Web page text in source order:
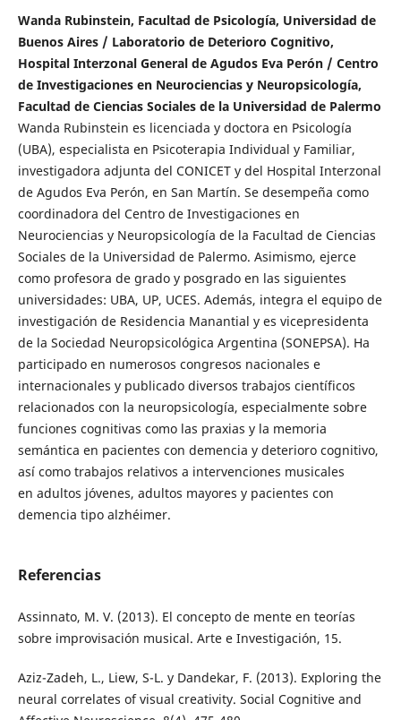
Wanda Rubinstein, Facultad de Psicología, Universidad de
Buenos Aires / Laboratorio de Deterioro Cognitivo,
Hospital Interzonal General de Agudos Eva Perón / Centro
de Investigaciones en Neurociencias y Neuropsicología,
Facultad de Ciencias Sociales de la Universidad de Palermo
Wanda Rubinstein es licenciada y doctora en Psicología
(UBA), especialista en Psicoterapia Individual y Familiar,
investigadora adjunta del CONICET y del Hospital Interzonal
de Agudos Eva Perón, en San Martín. Se desempeña como
coordinadora del Centro de Investigaciones en
Neurociencias y Neuropsicología de la Facultad de Ciencias
Sociales de la Universidad de Palermo. Asimismo, ejerce
como profesora de grado y posgrado en las siguientes
universidades: UBA, UP, UCES. Además, integra el equipo de
investigación de Residencia Manantial y es vicepresidenta
de la Sociedad Neuropsicológica Argentina (SONEPSA). Ha
participado en numerosos congresos nacionales e
internacionales y publicado diversos trabajos científicos
relacionados con la neuropsicología, especialmente sobre
funciones cognitivas como las praxias y la memoria
semántica en pacientes con demencia y deterioro cognitivo,
así como trabajos relativos a intervenciones musicales
en adultos jóvenes, adultos mayores y pacientes con
demencia tipo alzhéimer.
Referencias
Assinnato, M. V. (2013). El concepto de mente en teorías
sobre improvisación musical. Arte e Investigación, 15.
Aziz-Zadeh, L., Liew, S-L. y Dandekar, F. (2013). Exploring the
neural correlates of visual creativity. Social Cognitive and